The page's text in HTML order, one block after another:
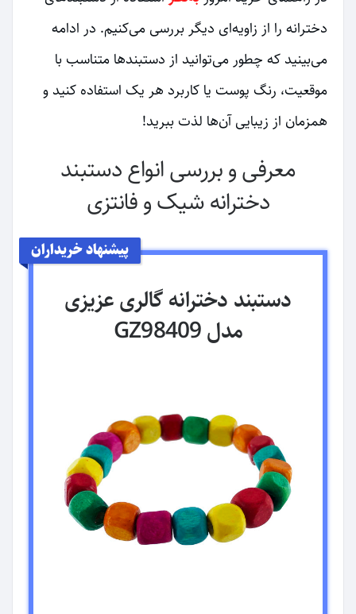
دخترانه را از زاویه‌ای دیگر بررسی می‌کنیم. در ادامه
می‌بینید که چطور می‌توانید از دستبندها متناسب با
موقعیت، رنگ پوست یا کاربرد هر یک استفاده کنید و
همزمان از زیبایی آن‌ها لذت ببرید!
معرفی و بررسی انواع دستبند
دخترانه شیک و فانتزی
پیشنهاد خریداران
دستبند دخترانه گالری عزیزی
مدل GZ98409